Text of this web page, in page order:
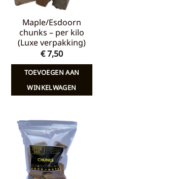
Maple/Esdoorn
chunks – per kilo
(Luxe verpakking)
€7,50
TOEVOEGEN AAN
WINKELWAGEN
Toevoegen
aan
verlanglijst